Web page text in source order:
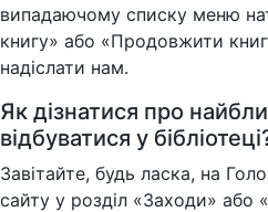
випадаючому списку меню
книгу» або «Продовжити
надіслати нам.
Як дізнатися про
відбуватися у
Завітайте, будь ласка, на
сайту у розділ «Заходи» або